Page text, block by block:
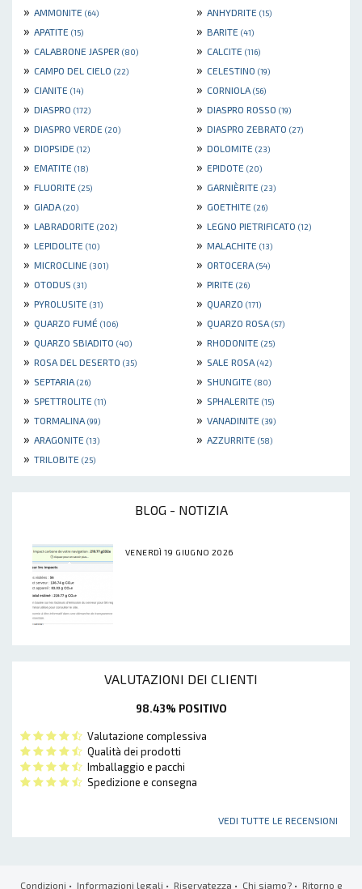
» AMMONITE (64) » ANHYDRITE (15)
» APATITE (15) » BARITE (41)
» CALABRONE JASPER (80) » CALCITE (116)
» CAMPO DEL CIELO (22) » CELESTINO (19)
» CIANITE (14) » CORNIOLA (56)
» DIASPRO (172) » DIASPRO ROSSO (19)
» DIASPRO VERDE (20) » DIASPRO ZEBRATO (27)
» DIOPSIDE (12) » DOLOMITE (23)
» EMATITE (18) » EPIDOTE (20)
» FLUORITE (25) » GARNIÈRITE (23)
» GIADA (20) » GOETHITE (26)
» LABRADORITE (202) » LEGNO PIETRIFICATO (12)
» LEPIDOLITE (10) » MALACHITE (13)
» MICROCLINE (301) » ORTOCERA (54)
» OTODUS (31) » PIRITE (26)
» PYROLUSITE (31) » QUARZO (171)
» QUARZO FUMÉ (106) » QUARZO ROSA (57)
» QUARZO SBIADITO (40) » RHODONITE (25)
» ROSA DEL DESERTO (35) » SALE ROSA (42)
» SEPTARIA (26) » SHUNGITE (80)
» SPETTROLITE (11) » SPHALERITE (15)
» TORMALINA (99) » VANADINITE (39)
» ARAGONITE (13) » AZZURRITE (58)
» TRILOBITE (25)
BLOG - NOTIZIA
VENERDÌ 19 GIUGNO 2026
VALUTAZIONI DEI CLIENTI
98.43% POSITIVO
Valutazione complessiva
Qualità dei prodotti
Imballaggio e pacchi
Spedizione e consegna
VEDI TUTTE LE RECENSIONI
Condizioni • Informazioni legali • Riservatezza • Chi siamo?• Ritorno e